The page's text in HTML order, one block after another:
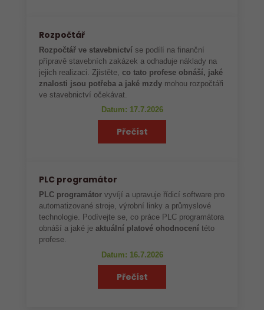
Rozpočtář
Rozpočtář ve stavebnictví se podílí na finanční
přípravě stavebních zakázek a odhaduje náklady na
jejich realizaci. Zjistěte,co tato profese obnáší, jaké
znalosti jsou potřeba a jaké mzdy mohou rozpočtáři
ve stavebnictví očekávat.
Datum: 17.7.2026
Přečíst
PLC programátor
PLC programátor vyvíjí a upravuje řídicí software pro
automatizované stroje, výrobní linky a průmyslové
technologie. Podívejte se, co práce PLC programátora
obnáší a jaké je aktuální platové ohodnocení této
profese.
Datum: 16.7.2026
Přečíst